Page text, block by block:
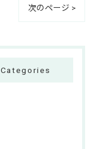
次のページ >
Categories